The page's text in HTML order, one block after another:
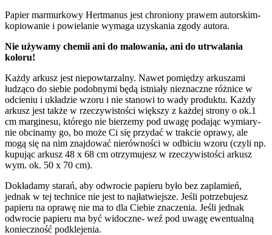
Papier marmurkowy Hertmanus jest chroniony prawem autorskim-
kopiowanie i powielanie wymaga uzyskania zgody autora.
Nie używamy chemii ani do malowania, ani do utrwalania
koloru!
Każdy arkusz jest niepowtarzalny. Nawet pomiędzy arkuszami
łudząco do siebie podobnymi będą istniały nieznaczne różnice w
odcieniu i układzie wzoru i nie stanowi to wady produktu. Każdy
arkusz jest także w rzeczywistości większy z każdej strony o ok.1
cm marginesu, którego nie bierzemy pod uwagę podając wymiary-
nie obcinamy go, bo może Ci się przydać w trakcie oprawy, ale
mogą się na nim znajdować nierówności w odbiciu wzoru (czyli np.
kupując arkusz 48 x 68 cm otrzymujesz w rzeczywistości arkusz
wym. ok. 50 x 70 cm).
Dokładamy starań, aby odwrocie papieru było bez zaplamień,
jednak w tej technice nie jest to najłatwiejsze. Jeśli potrzebujesz
papieru na oprawę nie ma to dla Ciebie znaczenia. Jeśli jednak
odwrocie papieru ma być widoczne- weź pod uwagę ewentualną
konieczność podklejenia.